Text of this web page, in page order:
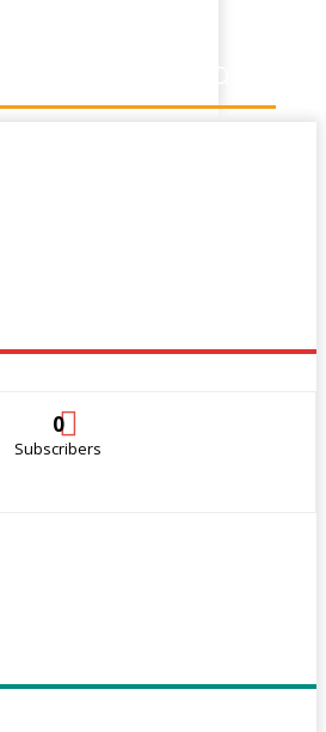
0
Subscribers